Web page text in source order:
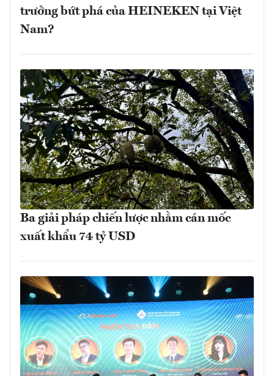
trưởng bứt phá của HEINEKEN tại Việt
Nam?
Ba giải pháp chiến lược nhằm cán mốc
xuất khẩu 74 tỷ USD